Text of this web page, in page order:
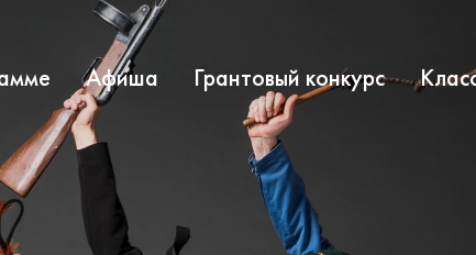
Афиша Грантовый конкурс